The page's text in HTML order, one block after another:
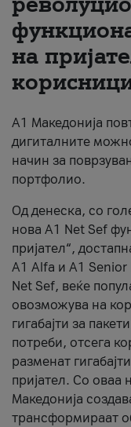
За нас
#ПодобарОнлајн
на
А1 Македонија
дигиталните
начин за
портфолио.
Од денеска, со
нова A1 Net Sef
пријател“,
А1 Alfa и A1 Senior
Net Sef, веќе
овозможува на
гигабајти за
потреби, отсега
разменат
пријател. Со оваа
Македонија
трансформираат